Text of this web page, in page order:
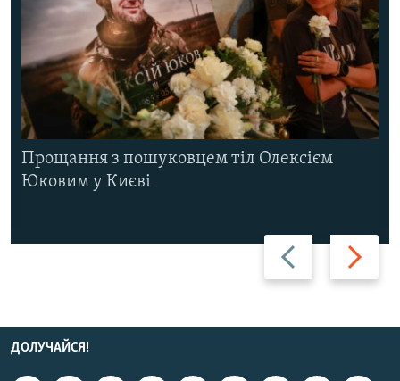
Назад Вперед
Прощання з пошуковцем тіл Олексієм
Юковим у Києві
ДОЛУЧАЙСЯ!